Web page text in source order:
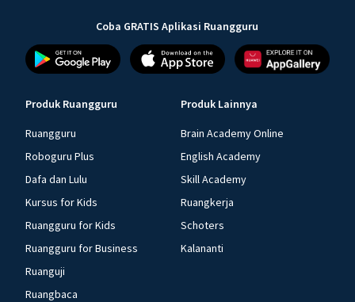
Coba GRATIS Aplikasi Ruangguru
Produk Ruangguru
Ruangguru
Roboguru Plus
Dafa dan Lulu
Kursus for Kids
Ruangguru for Kids
Ruangguru for Business
Ruanguji
Ruangbaca
Produk Lainnya
Brain Academy Online
English Academy
Skill Academy
Ruangkerja
Schoters
Kalananti